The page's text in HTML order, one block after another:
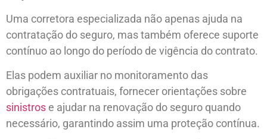
Uma corretora especializada não apenas ajuda na
contratação do seguro, mas também oferece suporte
contínuo ao longo do período de vigência do contrato.
Elas podem auxiliar no monitoramento das
obrigações contratuais, fornecer orientações sobre
sinistros e ajudar na renovação do seguro quando
necessário, garantindo assim uma proteção contínua.